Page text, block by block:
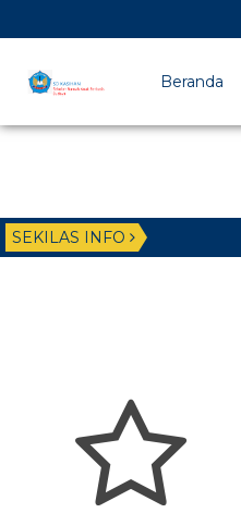
Beranda
SEKILAS INFO